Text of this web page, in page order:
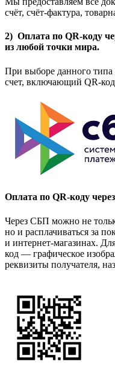
счёт, счёт-фактура,
2) Оплата по QR-коду
из любой точки мира.
При выборе данного типа
счет, включающий QR-
Оплата по QR-коду
Через СБП можно не
но и расплачиваться за
и интернет-магазинах.
код — графическое
реквизиты получателя,